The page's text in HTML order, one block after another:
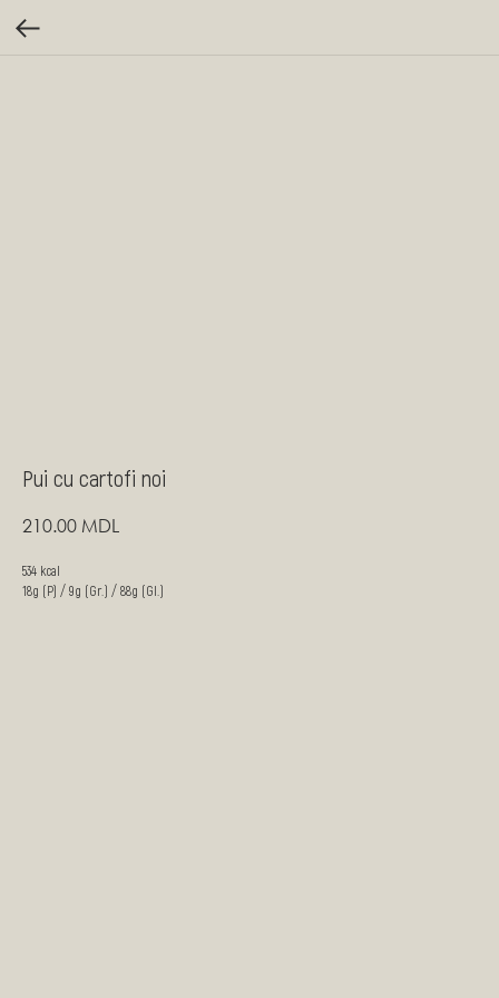
Pui cu cartofi noi
210.00 MDL
534 kcal
18g (P) / 9g (Gr.) / 88g (Gl.)